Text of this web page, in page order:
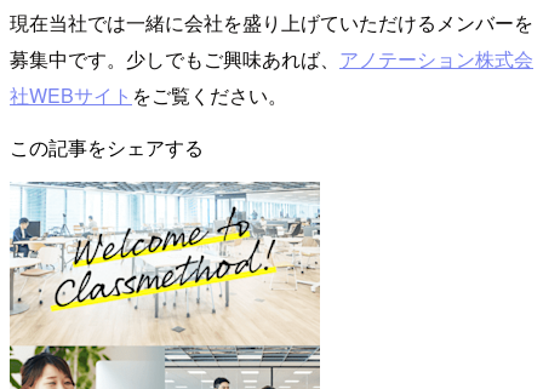
現在当社では一緒に会社を盛り上げていただけるメンバーを
募集中です。少しでもご興味あれば、 アノテーション株式会
社WEBサイト をご覧ください。
この記事をシェアする